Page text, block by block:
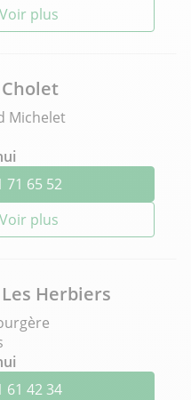
Voir plus
Michelet
71 65 52
Voir plus
Herbiers
61 42 34